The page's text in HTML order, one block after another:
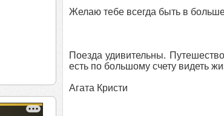
Желаю тебе всегда быть в
Поезда удивительны.
есть по большому счету видеть
Агата Кристи